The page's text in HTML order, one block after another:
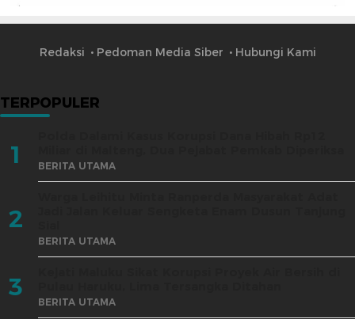
Redaksi Pedoman Media Siber Hubungi Kami
TERPOPULER
1 BERITA UTAMA
2
BERITA UTAMA
3 BERITA UTAMA